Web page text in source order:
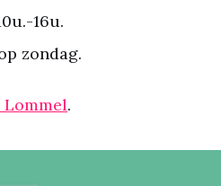
16u.
zondag.
.